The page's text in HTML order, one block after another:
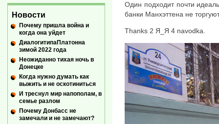
Один подходит почти
банки Манхэттена не
Thanks 2 Я_Я 4 navodka.
Новости
Почему пришла война и
когда она уйдет
ДиалогитипаПлатонна
зимой 2022 года
Неожиданно тихая ночь в
Донецке
Когда нужно думать как
выжить и не оскотиниться
И треснул мир напополам, в
семье разлом
Почему Донбасс не
замечали и не замечают?